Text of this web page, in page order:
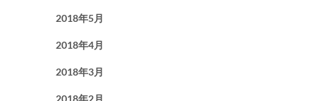
2018年5月
2018年4月
2018年3月